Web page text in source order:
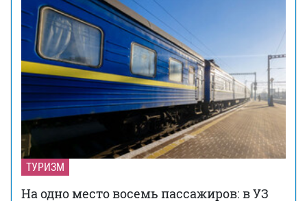
ТУРИЗМ
На одно место восемь пассажиров: в УЗ